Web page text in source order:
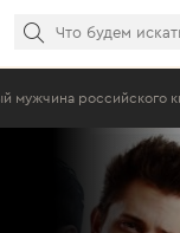
кино